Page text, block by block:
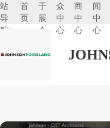
站
导
航:
首
页
于
展
会
众
中
心
商
中
心
闻
中
心